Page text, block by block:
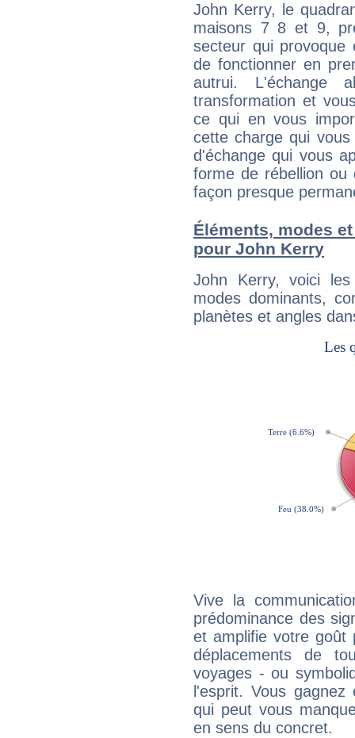
John Kerry, le
maisons 7 8 et 9,
secteur qui provoque
de fonctionner en
autrui. L'échange
transformation et
ce qui en vous
cette charge qui
d'échange qui vous
forme de rébellion ou
façon presque
Éléments, modes
pour John Kerry
John Kerry, voici
modes dominants,
planètes et angles
Vive la
prédominance des
et amplifie votre goût
déplacements de
voyages - ou
l'esprit. Vous
qui peut vous
en sens du concret.